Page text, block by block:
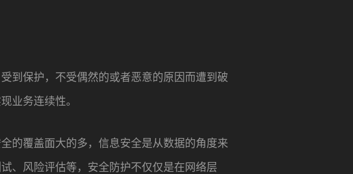
到保护，不受偶然的或者恶意的原因而遭到破
业务连续性。
的覆盖面大的多，信息安全是从数据的角度来
、风险评估等，安全防护不仅仅是在网络层